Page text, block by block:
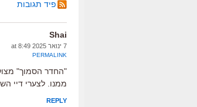
פיד תגובות
Shai
7 ינואר 2025 at 8:49
PERMALINK
"החדר הסמוך"
ממנו. לצערי דיי
REPLY